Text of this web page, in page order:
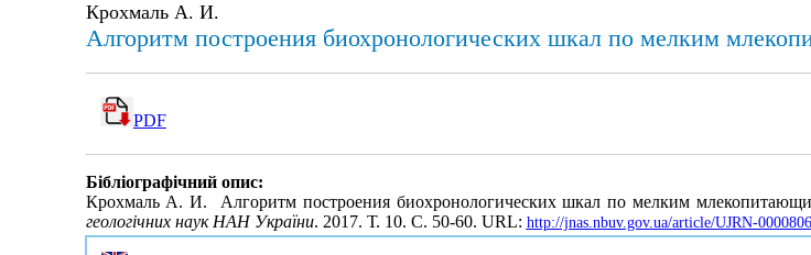
Крохмаль А. И.
Алгоритм построения биохронологических шкал по мелким
PDF
Бібліографічний опис:
Крохмаль А. И. Алгоритм построения биохронологических шкал по мелким
геологічних наук НАН України. 2017. Т. 10. С. 50-60. URL: http://jnas.nbuv.gov.ua/article/UJRN-